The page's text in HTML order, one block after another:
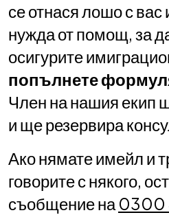
се отнася лошо с вас
нужда от помощ, за
осигурите
попълнете
Член на нашия екип
и ще резервира
Ако нямате имейл и
говорите с някого,
съобщение на0300